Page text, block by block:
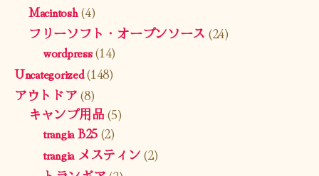
Macintosh(4)
フリーソフト・オープンソース (24)
wordpress(14)
Uncategorized(148)
アウトドア(8)
キャンプ用品(5)
trangia B25(2)
trangia メスティン(2)